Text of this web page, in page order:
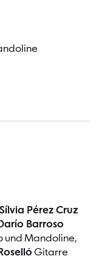
Sílvia Pérez Cruz
Barroso
und Mandoline,
Gitarre